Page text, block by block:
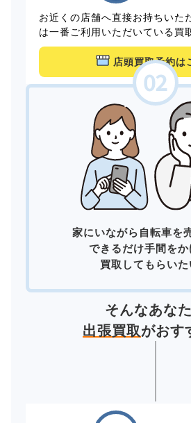
お近くの店舗へ直接お持ちいた
は一番ご利用いただいている買
店頭買取予約は
家にいながら自転車を
できるだけ手間をか
買取してもらいた
そんなあな
出張買取がおす